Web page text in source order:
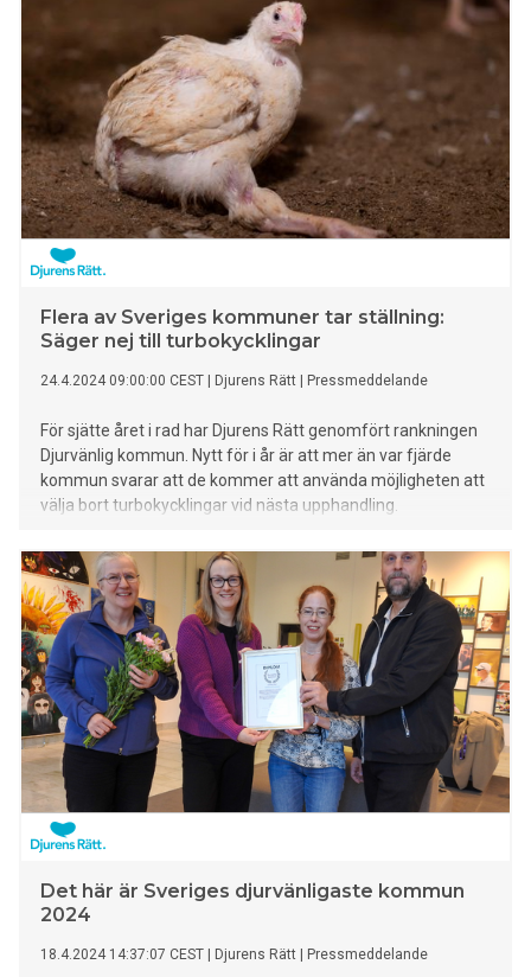
Flera av Sveriges kommuner tar ställning:
Säger nej till turbokycklingar
24.4.2024 09:00:00 CEST Djurens Rätt Pressmeddelande
För sjätte året i rad har Djurens Rätt genomfört rankningen
Djurvänlig kommun. Nytt för i år är att mer än var fjärde
kommun svarar att de kommer att använda möjligheten att
välja bort turbokycklingar vid nästa upphandling.
Det här är Sveriges djurvänligaste kommun
2024
18.4.2024 14:37:07 CEST Djurens Rätt Pressmeddelande